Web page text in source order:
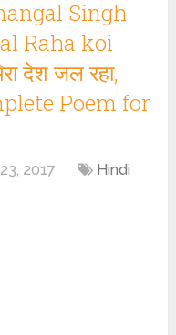
Singh
Raha koi
देश जल रहा,
Poem for
2017
Hindi